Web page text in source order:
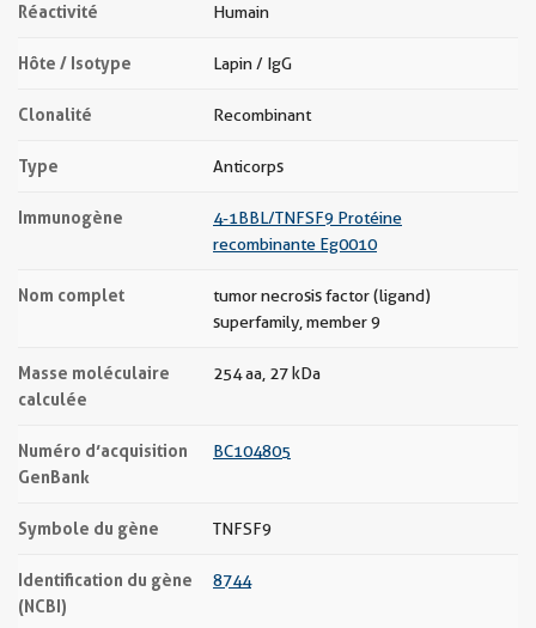
Réactivité Humain
Hôte / Isotype Lapin / IgG
Clonalité Recombinant
Type Anticorps
Immunogène
4-1BBL/TNFSF9 Protéine
recombinante Eg0010
Nom complet
tumor necrosis factor (ligand)
superfamily, member 9
Masse moléculaire
calculée
254 aa, 27 kDa
Numéro d’acquisition
GenBank
BC104805
Symbole du gène TNFSF9
Identification du gène
(NCBI)
8744